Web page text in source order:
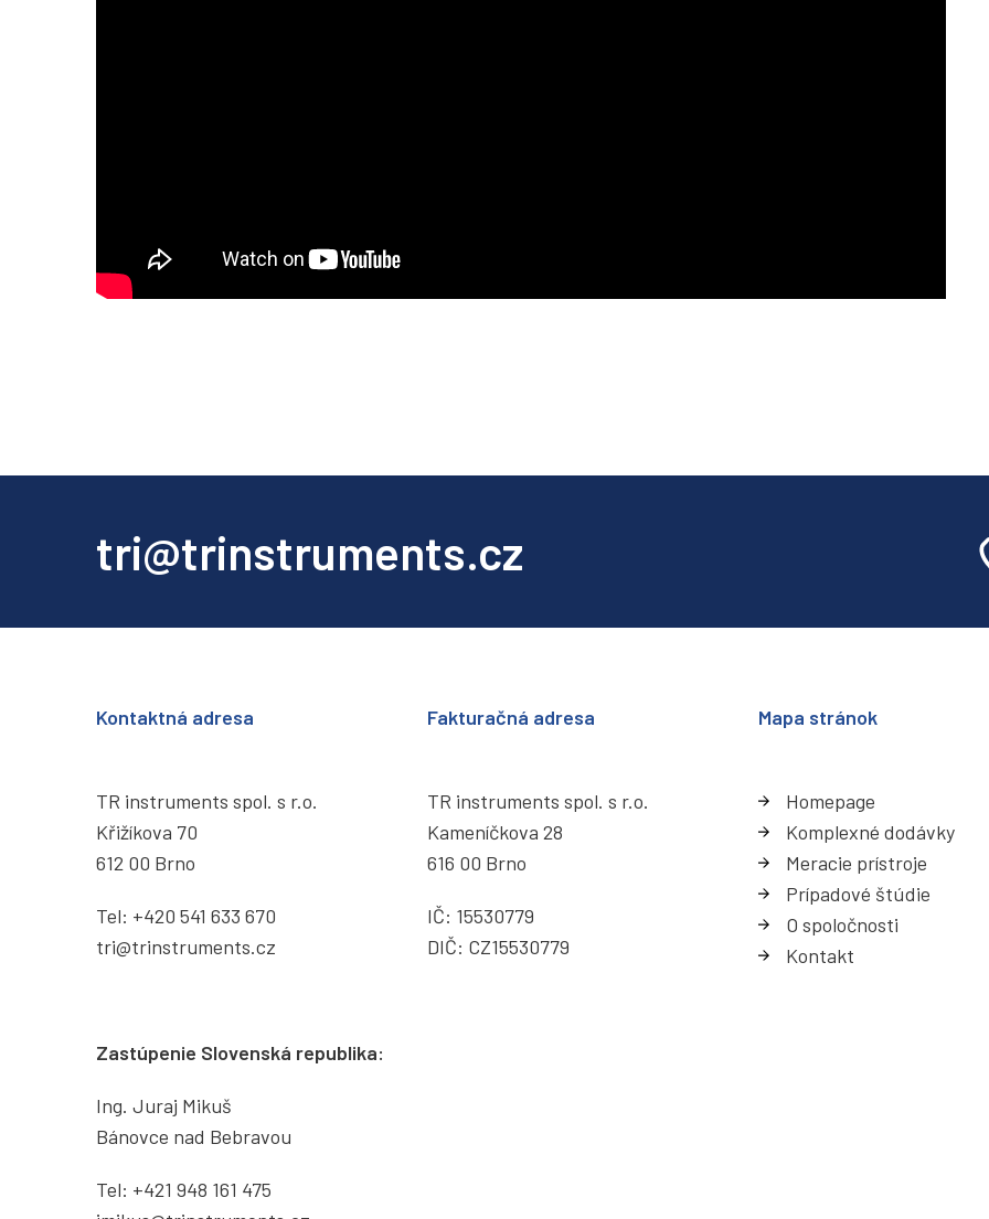
tri@trinstruments.cz
Kontaktná adresa
TR instruments spol. s r.o.
Křižíkova 70
612 00 Brno
Tel: +420 541 633 670
tri@trinstruments.cz
Zastúpenie Slovenská republika:
Ing. Juraj Mikuš
Bánovce nad Bebravou
Tel: +421 948 161 475
Fakturačná adresa
TR instruments spol. s r.o.
Kameníčkova 28
616 00 Brno
IČ: 15530779
DIČ: CZ15530779
Mapa stránok
Homepage
Komplexné dodávky
Meracie prístroje
Prípadové štúdie
O spoločnosti
Kontakt